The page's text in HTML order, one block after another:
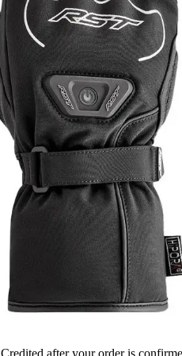
Credited after your order is